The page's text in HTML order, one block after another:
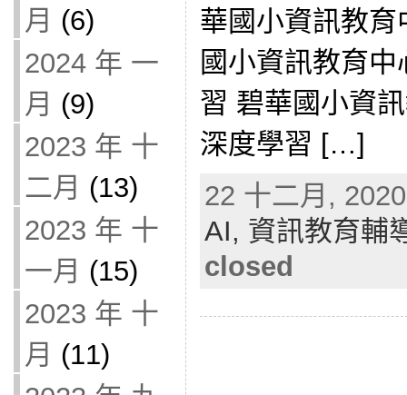
月 (6)
2024 年 一
月 (9)
2023 年 十
二月 (13)
2023 年 十
一月 (15)
2023 年 十
月 (11)
華國小資訊教
國小資訊教育
習 碧華國小資
深度學習 […]
22 十二月,
AI, 資訊教育輔
closed